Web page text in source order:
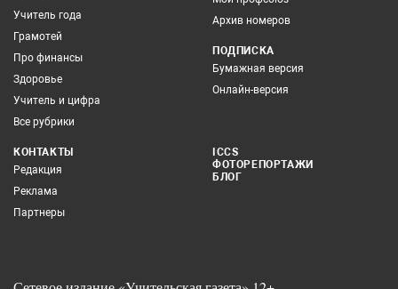
Учитель года
Грамотей
Про финансы
Здоровье
Учитель и цифра
Все рубрики
Архив номеров
ПОДПИСКА
Бумажная версия
Онлайн-версия
КОНТАКТЫ
Редакция
Реклама
Партнеры
ICCS
ФОТОРЕПОРТАЖИ
БЛОГ